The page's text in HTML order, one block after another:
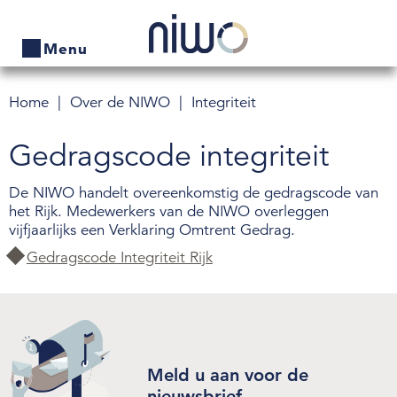
Menu
Home
Producten
Bedrijven zoeken
Actueel
Thema's
Veelgestelde vragen
Wet- en regelgeving
Doel en taak
Organisatie
Visie 2030
Vacatures
Jaarverslag
Tarieven
Wet open overheid (Woo)
Home Over de NIWO Integriteit
Gedragscode integriteit
De NIWO handelt overeenkomstig de gedragscode van
het Rijk. Medewerkers van de NIWO overleggen
vijfjaarlijks een Verklaring Omtrent Gedrag.
Gedragscode Integriteit Rijk
Meld u aan voor de